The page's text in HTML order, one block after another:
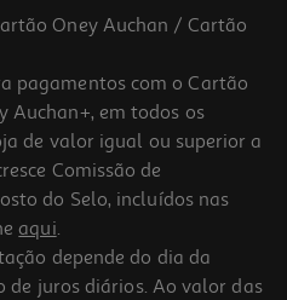
Oney Auchan / Cartão
pagamentos com o Cartão
Auchan+, em todos os
de valor igual ou superior a
Comissão de
do Selo, incluídos nas
aqui.
depende do dia da
de juros diários. Ao valor das